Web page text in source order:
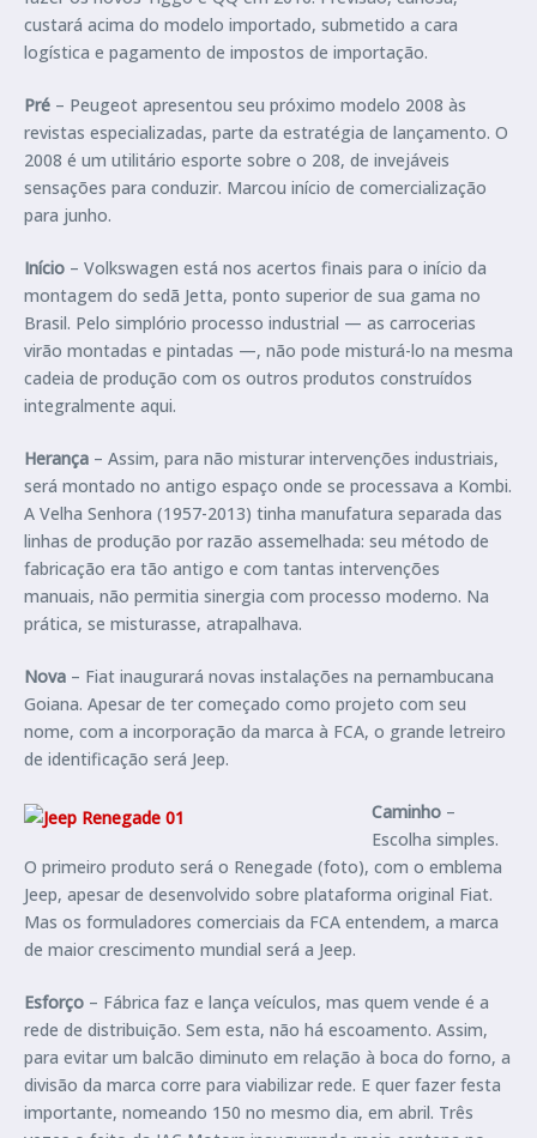
custará acima do modelo importado, submetido a cara
logística e pagamento de impostos de importação.
Pré – Peugeot apresentou seu próximo modelo 2008 às
revistas especializadas, parte da estratégia de lançamento. O
2008 é um utilitário esporte sobre o 208, de invejáveis
sensações para conduzir. Marcou início de comercialização
para junho.
Início – Volkswagen está nos acertos finais para o início da
montagem do sedã Jetta, ponto superior de sua gama no
Brasil. Pelo simplório processo industrial — as carrocerias
virão montadas e pintadas —, não pode misturá-lo na mesma
cadeia de produção com os outros produtos construídos
integralmente aqui.
Herança – Assim, para não misturar intervenções industriais,
será montado no antigo espaço onde se processava a Kombi.
A Velha Senhora (1957-2013) tinha manufatura separada das
linhas de produção por razão assemelhada: seu método de
fabricação era tão antigo e com tantas intervenções
manuais, não permitia sinergia com processo moderno. Na
prática, se misturasse, atrapalhava.
Nova – Fiat inaugurará novas instalações na pernambucana
Goiana. Apesar de ter começado como projeto com seu
nome, com a incorporação da marca à FCA, o grande letreiro
de identificação será Jeep.
Caminho –
Escolha simples.
O primeiro produto será o Renegade (foto), com o emblema
Jeep, apesar de desenvolvido sobre plataforma original Fiat.
Mas os formuladores comerciais da FCA entendem, a marca
de maior crescimento mundial será a Jeep.
Esforço – Fábrica faz e lança veículos, mas quem vende é a
rede de distribuição. Sem esta, não há escoamento. Assim,
para evitar um balcão diminuto em relação à boca do forno, a
divisão da marca corre para viabilizar rede. E quer fazer festa
importante, nomeando 150 no mesmo dia, em abril. Três